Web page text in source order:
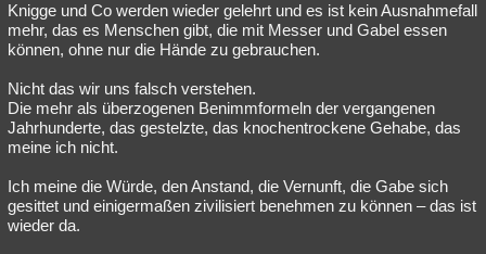
Knigge und Co werden wieder gelehrt und es ist kein Ausnahmefall
mehr, das es Menschen gibt, die mit Messer und Gabel essen
können, ohne nur die Hände zu gebrauchen.
Nicht das wir uns falsch verstehen.
Die mehr als überzogenen Benimmformeln der vergangenen
Jahrhunderte, das gestelzte, das knochentrockene Gehabe, das
meine ich nicht.
Ich meine die Würde, den Anstand, die Vernunft, die Gabe sich
gesittet und einigermaßen zivilisiert benehmen zu können – das ist
wieder da.